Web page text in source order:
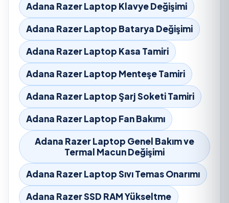
Adana Razer Laptop Klavye Değişimi
Adana Razer Laptop Batarya Değişimi
Adana Razer Laptop Kasa Tamiri
Adana Razer Laptop Menteşe Tamiri
Adana Razer Laptop Şarj Soketi Tamiri
Adana Razer Laptop Fan Bakımı
Adana Razer Laptop Genel Bakım ve
Termal Macun Değişimi
Adana Razer Laptop Sıvı Temas Onarımı
Adana Razer SSD RAM Yükseltme